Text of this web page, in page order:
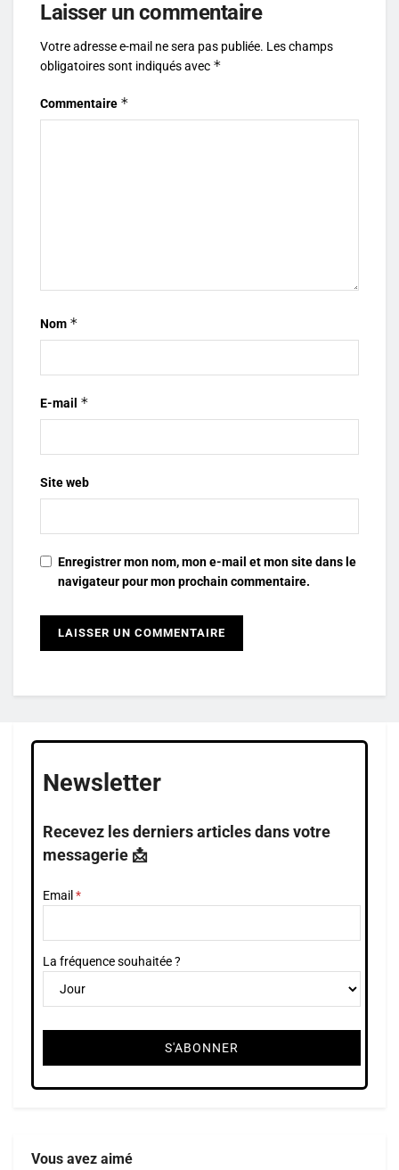
Laisser un commentaire
Votre adresse e-mail ne sera pas publiée. Les champs
obligatoires sont indiqués avec *
Commentaire *
Nom *
E-mail *
Site web
Enregistrer mon nom, mon e-mail et mon site dans le
navigateur pour mon prochain commentaire.
Newsletter
Recevez les derniers articles dans votre
messagerie 📩
Email
La fréquence souhaitée ?
Vous avez aimé